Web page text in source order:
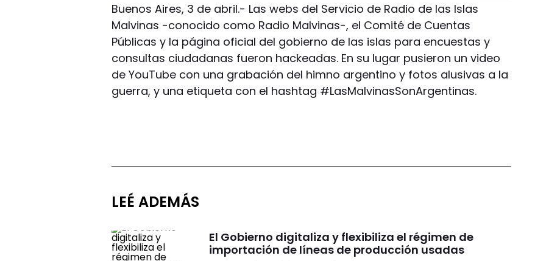
Buenos Aires, 3 de abril.- Las webs del Servicio de Radio de las Islas
Malvinas -conocido como Radio Malvinas-, el Comité de Cuentas
Públicas y la página oficial del gobierno de las islas para encuestas y
consultas ciudadanas fueron hackeadas. En su lugar pusieron un video
de YouTube con una grabación del himno argentino y fotos alusivas a la
guerra, y una etiqueta con el hashtag #LasMalvinasSonArgentinas.
LEÉ ADEMÁS
El Gobierno digitaliza y flexibiliza el régimen de
importación de líneas de producción usadas